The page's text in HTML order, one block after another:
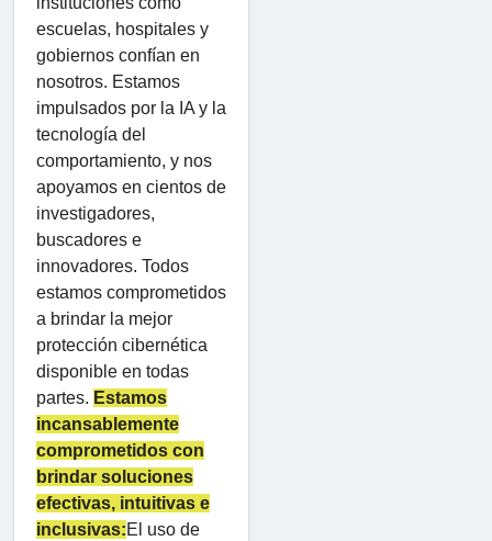
escuelas, hospitales y
gobiernos confían en
nosotros. Estamos
impulsados ​​por la IA y la
tecnología del
comportamiento, y nos
apoyamos en cientos de
investigadores,
buscadores e
innovadores. Todos
estamos comprometidos
a brindar la mejor
protección cibernética
disponible en todas
partes. Estamos
incansablemente
comprometidos con
brindar soluciones
efectivas, intuitivas e
inclusivas:El uso de